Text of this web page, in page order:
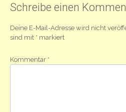
Schreibe einen
Deine E-Mail-Adresse wird nicht
sind mit * markiert
Kommentar *